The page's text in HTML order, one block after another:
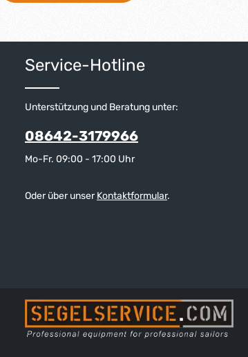
Service-Hotline
Unterstützung und Beratung unter:
08642-3179966
Mo-Fr. 09:00 - 17:00 Uhr
Oder über unserKontaktformular.